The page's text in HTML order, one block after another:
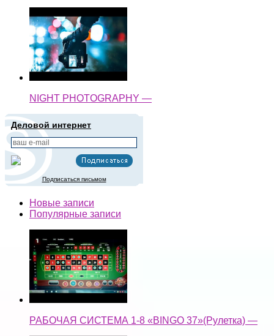
NIGHT PHOTOGRAPHY —
Деловой интернет
Подписаться письмом
Новые записи
Популярные записи
РАБОЧАЯ СИСТЕМА 1-8 «BINGO 37»(Рулетка) —